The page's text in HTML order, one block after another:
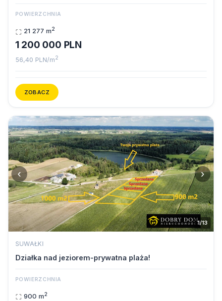
POWIERZCHNIA
21 277 m2
1 200 000 PLN
56,40 PLN/m2
ZOBACZ
‹ ›
1/13
SUWAŁKI
Działka nad jeziorem-prywatna plaża!
POWIERZCHNIA
900 m2